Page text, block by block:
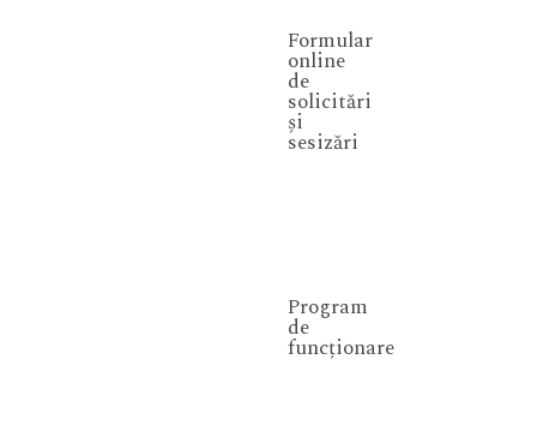
Formular
online
de
solicitări
și
sesizări
Program
de
funcționare